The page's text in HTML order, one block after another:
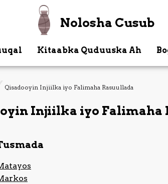
Nolosha Cusub
Kitaabka Quduuska Ah
Qisadooyin Injiilka iyo Falimaha Rasuullada
Injiilka iyo Falimaha